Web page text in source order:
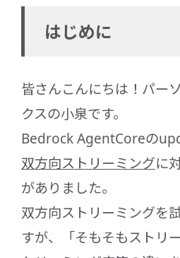
はじめに
皆さんこんにちは！パー
クスの小泉です。
Bedrock AgentCoreの
双方向ストリーミングに
がありました。
双方向ストリーミングを
すが、「そもそもストリ